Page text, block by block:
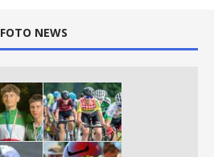
FOTO NEWS